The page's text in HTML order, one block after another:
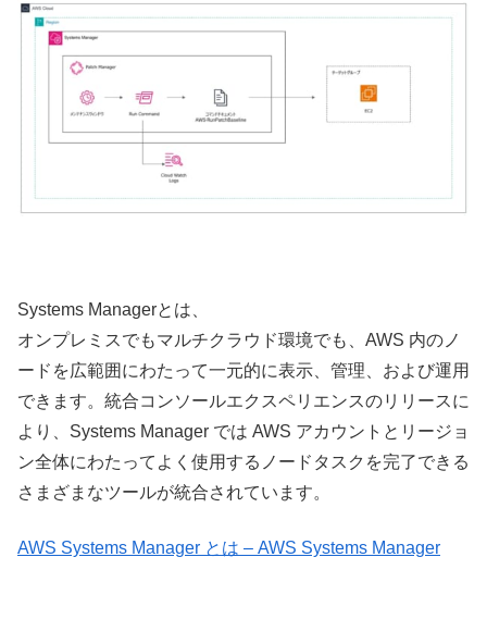
Systems Managerとは、
オンプレミスでもマルチクラウド環境でも、AWS 内のノ
ードを広範囲にわたって一元的に表示、管理、および運用
できます。統合コンソールエクスペリエンスのリリースに
より、Systems Manager では AWS アカウントとリージョ
ン全体にわたってよく使用するノードタスクを完了できる
さまざまなツールが統合されています。
AWS Systems Manager とは – AWS Systems Manager